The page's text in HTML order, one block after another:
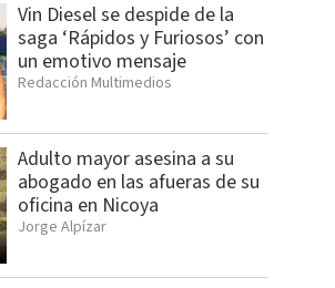
Vin Diesel se despide de la
saga ‘Rápidos y Furiosos’ con
un emotivo mensaje
Redacción Multimedios
Adulto mayor asesina a su
abogado en las afueras de su
oficina en Nicoya
Jorge Alpízar